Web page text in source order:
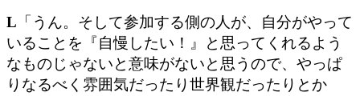
L 「うん。そして参加する側の人が、自分がやって
いることを『自慢したい！』と思ってくれるよう
なものじゃないと意味がないと思うので、やっぱ
り なるべく雰囲気だったり世界観だったりとか